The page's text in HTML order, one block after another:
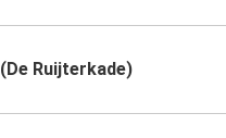
Ruijterkade)